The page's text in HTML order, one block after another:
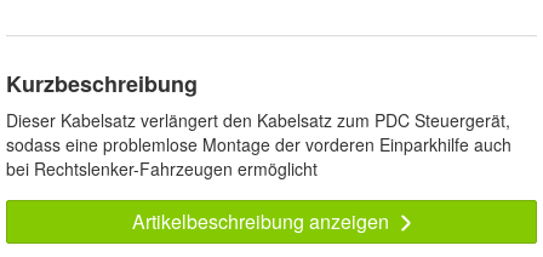
Kurzbeschreibung
Dieser Kabelsatz verlängert den Kabelsatz zum PDC Steuergerät,
sodass eine problemlose Montage der vorderen Einparkhilfe auch
bei Rechtslenker-Fahrzeugen ermöglicht
Artikelbeschreibung anzeigen